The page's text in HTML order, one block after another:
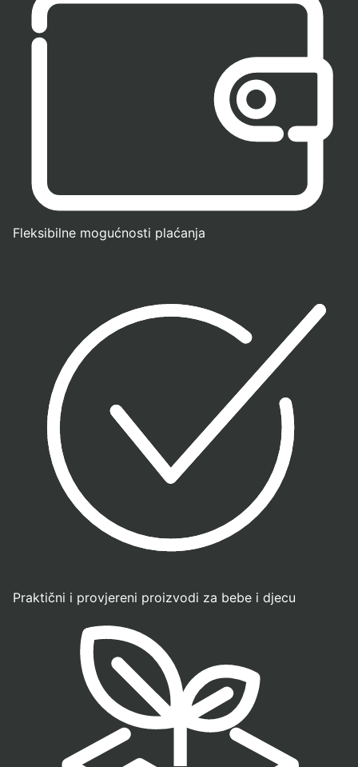
Fleksibilne mogućnosti plaćanja
Praktični i provjereni proizvodi za bebe i djecu